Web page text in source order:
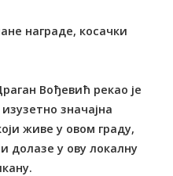
награде, косачки
Вођевић рекао је
значајна
живе у овом граду,
долазе у ову локалну